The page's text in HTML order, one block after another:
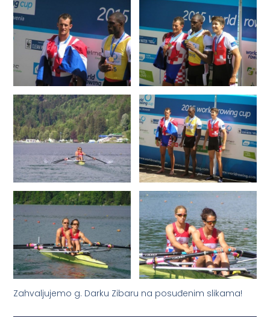
Zahvaljujemo g. Darku Zibaru na posuđenim slikama!